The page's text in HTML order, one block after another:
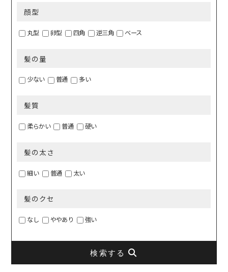
顔型
丸型 卵型 四角 逆三角 ベース
髪の量
少ない 普通 多い
髪質
柔らかい 普通 硬い
髪の太さ
細い 普通 太い
髪のクセ
なし ややあり 強い
検索する